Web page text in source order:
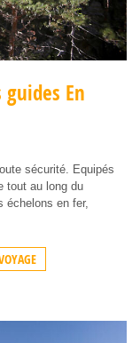
En
sécurité. Equipés
tout au long du
échelons en fer,